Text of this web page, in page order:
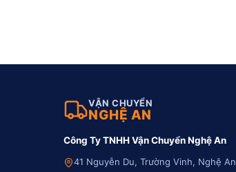
VẬN CHUYỂN
NGHỆ AN
Công Ty TNHH Vận Chuyển Nghệ An
41 Nguyễn Du, Trường Vinh, Nghệ An